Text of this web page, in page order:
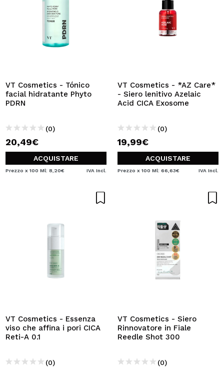
VT Cosmetics - Tónico
facial hidratante Phyto
PDRN
(0)
20,49€
ACQUISTARE
Prezzo x 100 Ml: 8,20€ IVA Incl.
VT Cosmetics - *AZ Care*
- Siero lenitivo Azelaic
Acid CICA Exosome
(0)
19,99€
ACQUISTARE
Prezzo x 100 Ml: 66,63€ IVA Incl.
VT Cosmetics - Essenza
viso che affina i pori CICA
Reti-A 0.1
(0)
VT Cosmetics - Siero
Rinnovatore in Fiale
Reedle Shot 300
(0)